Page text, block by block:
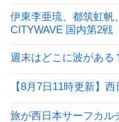
伊東李亜琉、都筑虹帆
CITYWAVE 国内第2戦
週末はどこに波がある
【8月7日11時更新】
旅が西日本サーフカル